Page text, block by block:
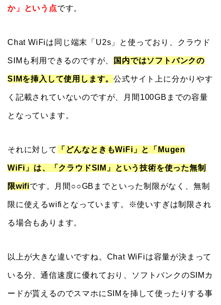
か」という点です。
Chat WiFiは同じ端末「U2s」と使っており、クラウド
SIMも利用できるのですが、 国内ではソフトバンクの
SIMを挿入して使用します。公式サイト上に分かりやす
く記載されていないのですが、月間100GBまでの容量
となっています。
それに対して 「どんなときもWiFi」と「Mugen
WiFi」は、「クラウドSIM」という技術を使った無制
限wifiです。月間○○GBまでといった制限がなく、無制
限に使えるwifiとなっています。※使いすぎは制限され
る場合もあります。
以上が大きな違いですね。Chat WiFiは容量が決まって
いる分、通信速度に優れており、ソフトバンクのSIMカ
ードが貰えるのでスマホにSIMを挿して使ったりする事